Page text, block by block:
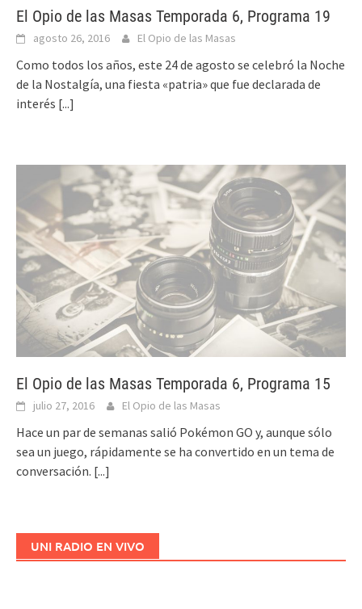
El Opio de las Masas Temporada 6, Programa 19
agosto 26, 2016 El Opio de las Masas
Como todos los años, este 24 de agosto se celebró la Noche
de la Nostalgía, una fiesta «patria» que fue declarada de
interés [...]
El Opio de las Masas Temporada 6, Programa 15
julio 27, 2016 El Opio de las Masas
Hace un par de semanas salió Pokémon GO y, aunque sólo
sea un juego, rápidamente se ha convertido en un tema de
conversación. [...]
UNI RADIO EN VIVO